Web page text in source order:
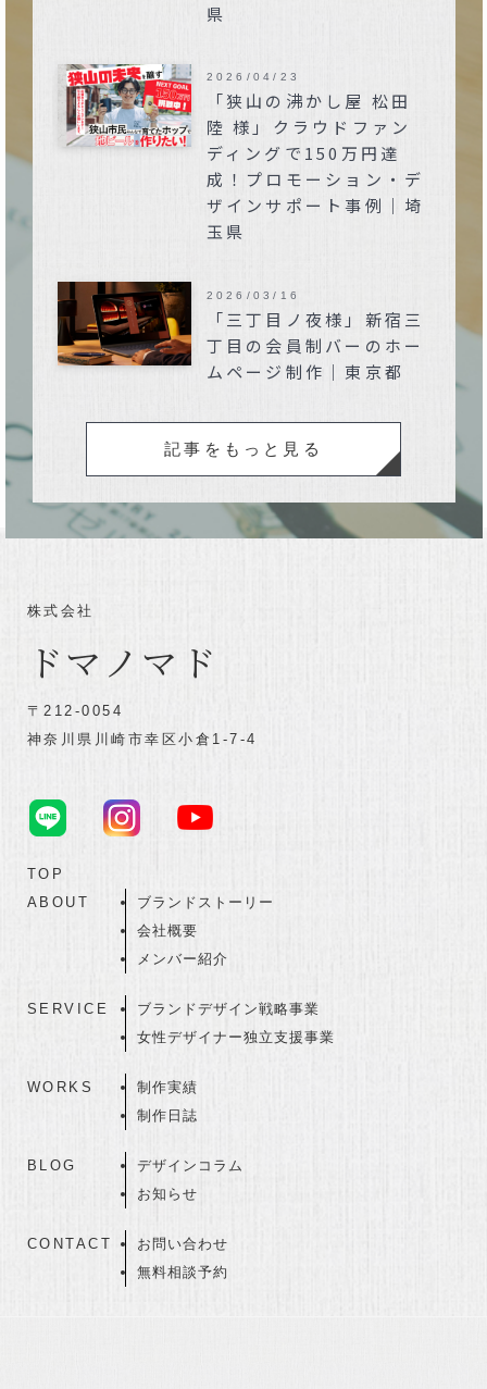
県
「狭山の沸かし屋 松田
陸 様」クラウドファン
ディングで150万円達
成！プロモーション・デ
ザインサポート事例｜埼
玉県
2026/04/23
「三丁目ノ夜様」新宿三
丁目の会員制バーのホー
ムページ制作｜東京都
2026/03/16
記事をもっと見る
株式会社
ドマノマド
〒212-0054
神奈川県川崎市幸区小倉1-7-4
TOP
ABOUT
ブランドストーリー
会社概要
メンバー紹介
SERVICE
ブランドデザイン戦略事業
女性デザイナー独立支援事業
WORKS
制作実績
制作日誌
BLOG
デザインコラム
お知らせ
CONTACT
お問い合わせ
無料相談予約